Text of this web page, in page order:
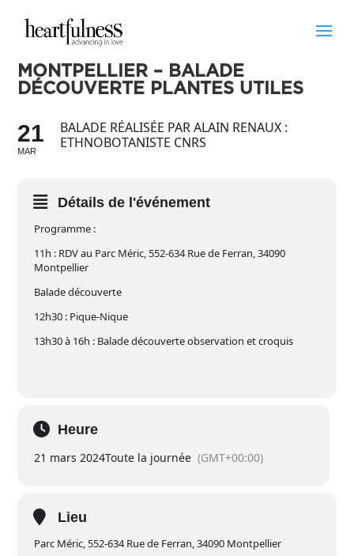
MONTPELLIER – BALADE
DÉCOUVERTE PLANTES UTILES
21
MAR
BALADE RÉALISÉE PAR ALAIN RENAUX :
ETHNOBOTANISTE CNRS
Détails de l'événement
Programme :
11h : RDV au Parc Méric, 552-634 Rue de Ferran, 34090
Montpellier
Balade découverte
12h30 : Pique-Nique
13h30 à 16h : Balade découverte observation et croquis
Heure
21 mars 2024Toute la journée (GMT+00:00)
Lieu
Parc Méric, 552-634 Rue de Ferran, 34090 Montpellier